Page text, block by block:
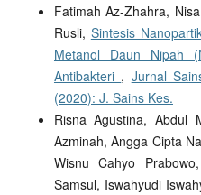
Fatimah Az-Zhahra,
Rusli, Sintesis
Metanol Daun Nipah
Antibakteri , Jurnal
(2020): J. Sains Kes.
Risna Agustina, Abdul
Azminah, Angga Cipta
Wisnu Cahyo
Samsul, Iswahyudi